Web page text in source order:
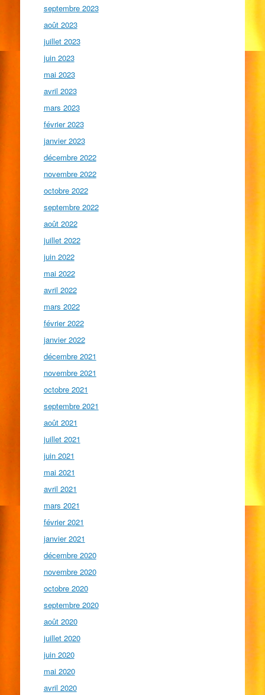
septembre 2023
août 2023
juillet 2023
juin 2023
mai 2023
avril 2023
mars 2023
février 2023
janvier 2023
décembre 2022
novembre 2022
octobre 2022
septembre 2022
août 2022
juillet 2022
juin 2022
mai 2022
avril 2022
mars 2022
février 2022
janvier 2022
décembre 2021
novembre 2021
octobre 2021
septembre 2021
août 2021
juillet 2021
juin 2021
mai 2021
avril 2021
mars 2021
février 2021
janvier 2021
décembre 2020
novembre 2020
octobre 2020
septembre 2020
août 2020
juillet 2020
juin 2020
mai 2020
avril 2020